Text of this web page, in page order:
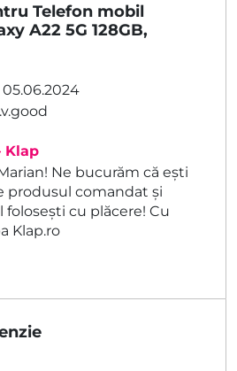
Telefon mobil
A22 5G 128GB,
05.06.2024
Klap
Ne bucurăm că ești
produsul comandat și
folosești cu plăcere! Cu
Klap.ro